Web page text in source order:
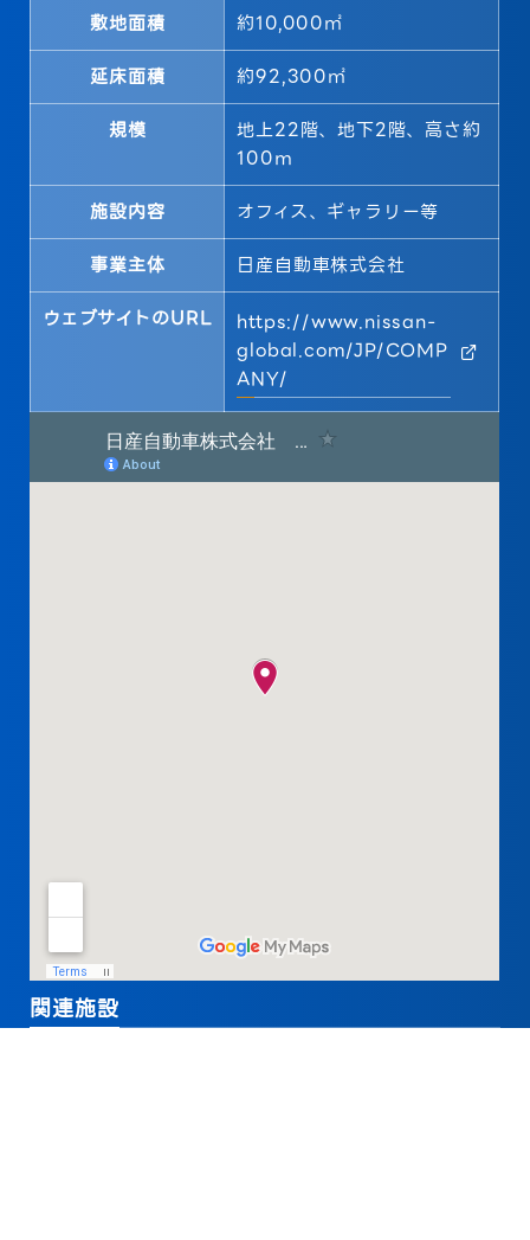
敷地面積
約10,000㎡
延床面積
約92,300㎡
規模
地上22階、地下2階、高さ約
100ｍ
施設内容
オフィス、ギャラリー等
事業主体
日産自動車株式会社
ウェブサイトのURL
https://www.nissan-
global.com/JP/COMP
ANY/
関連施設